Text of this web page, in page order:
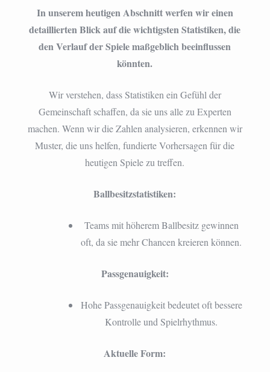
In unserem heutigen Abschnitt werfen wir einen
detaillierten Blick auf die wichtigsten Statistiken, die
den Verlauf der Spiele maßgeblich beeinflussen
könnten.
Wir verstehen, dass Statistiken ein Gefühl der
Gemeinschaft schaffen, da sie uns alle zu Experten
machen. Wenn wir die Zahlen analysieren, erkennen wir
Muster, die uns helfen, fundierte Vorhersagen für die
heutigen Spiele zu treffen.
Ballbesitzstatistiken:
Teams mit höherem Ballbesitz gewinnen
oft, da sie mehr Chancen kreieren können.
Passgenauigkeit:
Hohe Passgenauigkeit bedeutet oft bessere
Kontrolle und Spielrhythmus.
Aktuelle Form: